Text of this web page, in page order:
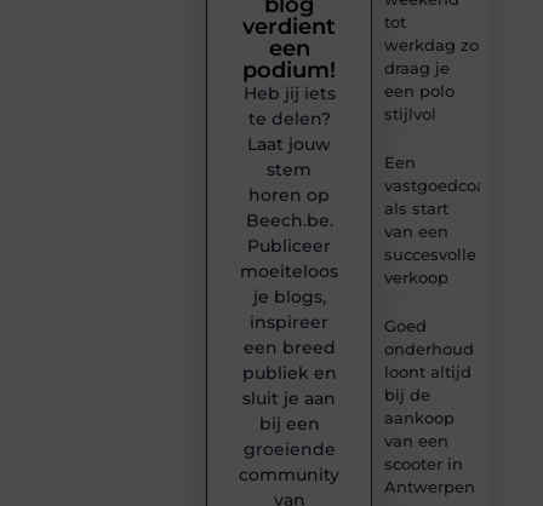
tot
werkdag zo
draag je
een polo
stijlvol
Een
vastgoedcoach
als start
van een
succesvolle
verkoop
Goed
onderhoud
loont altijd
bij de
aankoop
van een
scooter in
Antwerpen
verdient
een
podium!
Heb jij iets
te delen?
Laat jouw
stem
horen op
Beech.be.
Publiceer
moeiteloos
je blogs,
inspireer
een breed
publiek en
sluit je aan
bij een
groeiende
community
van